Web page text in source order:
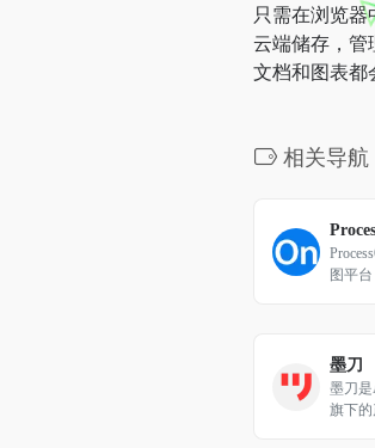
只需在浏览器
云端储存，管
文档和图表都
相关导航
图平
实时协
作效
墨刀
墨刀
旗下